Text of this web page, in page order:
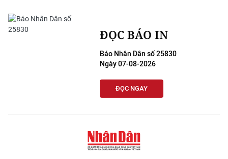
ĐỌC BÁO IN
Báo Nhân Dân số 25830
Ngày 07-08-2026
ĐỌC NGAY